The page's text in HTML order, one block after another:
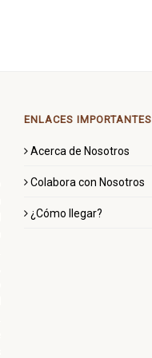
ENLACES IMPORTANTES
Acerca de Nosotros
Colabora con Nosotros
¿Cómo llegar?